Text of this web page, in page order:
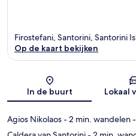
Firostefani, Santorini, Santorini
Op de kaart bekijken
In de buurt Lokaal
Agios Nikolaos- 2 min. wandelen